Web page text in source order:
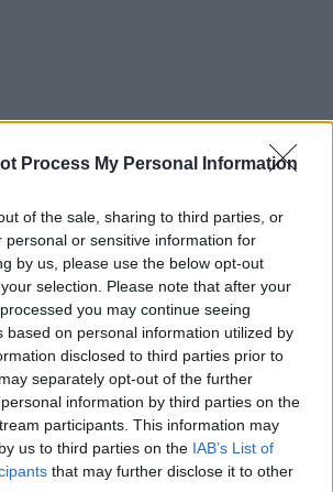
Process My Personal Information
of the sale, sharing to third parties, or
personal or sensitive information for
by us, please use the below opt-out
selection. Please note that after your
you may continue seeing
based on personal information utilized by
disclosed to third parties prior to
separately opt-out of the further
information by third parties on the
participants. This information may
us to third parties on the IAB’s List of
that may further disclose it to other